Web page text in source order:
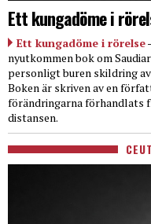
Ett kungadöme i
Ett kungadöme i rörelse
nyutkommen bok om
personligt buren skildring
Boken är skriven av en
förändringarna förhandlats
distansen.